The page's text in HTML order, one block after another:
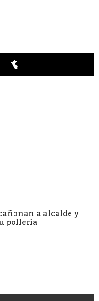
a alcalde y
pollería